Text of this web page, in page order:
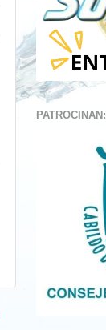
PATROCINAN: